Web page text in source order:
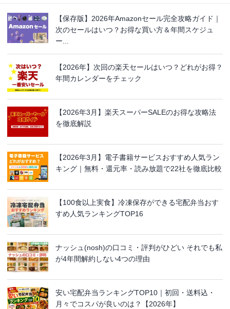
【保存版】2026年Amazonセール完全攻略ガイド｜
次のセールはいつ？お得な買い方＆年間スケジュ
ー...
【2026年】次回の楽天セールはいつ？どれがお得？
年間カレンダーをチェック
【2026年3月】楽天スーパーSALEのお得な攻略法
を徹底解説
【2026年3月】電子書籍サービスおすすめ人気ラン
キング｜無料・還元率・読み放題で22社を徹底比較
【100食以上実食】冷凍保存ができる宅配弁当おす
すめ人気ランキングTOP16
ナッシュ(nosh)の口コミ・評判がひどい それでも私
が4年間解約しない4つの理由
安い宅配弁当ランキングTOP10｜初回・送料込・
月々でコスパが良いのは？【2026年】